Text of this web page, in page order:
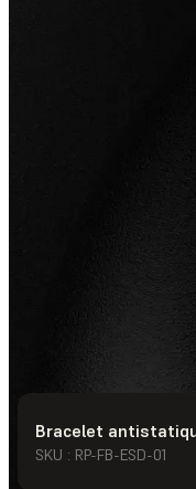
Bracelet
SKU : RP-FB-ESD-01
© Formlabs